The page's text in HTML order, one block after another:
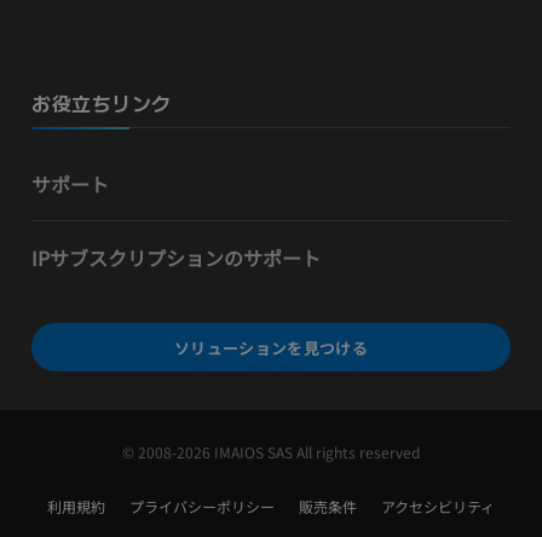
お役立ちリンク
サポート
IPサブスクリプションのサポート
ソリューションを見つける
© 2008-2026 IMAIOS SAS All rights reserved
利用規約 プライバシーポリシー 販売条件 アクセシビリティ